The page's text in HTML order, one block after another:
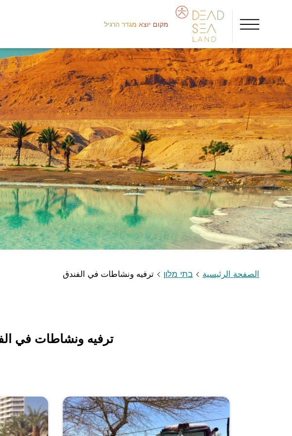
מקום יוצא מגדר הרגיל
الصفحة الرئيسية בתי מלון ترفيه ونشاطات في الفندق
ترفيه ونشاطات في